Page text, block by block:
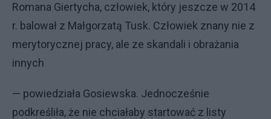
Romana Giertycha, człowiek, który jeszcze w 2014
r. balował z Małgorzatą Tusk. Człowiek znany nie z
merytorycznej pracy, ale ze skandali i obrażania
innych
— powiedziała Gosiewska. Jednocześnie
podkreśliła, że nie chciałaby startować z listy